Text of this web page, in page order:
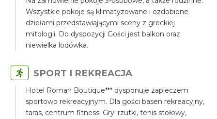
Wszystkie pokoje są klimatyzowane i ozdobione
dziełami przedstawiającymi sceny z greckiej
mitologii. Do dyspozycji Gości jest balkon oraz
niewielka lodówka.
SPORT I REKREACJA
Hotel Roman Boutique*** dysponuje zapleczem
sportowo rekreacyjnym. Dla gości basen rekreacyjny,
taras, centrum fitness. Gry: rzutki, tenis stołowy,